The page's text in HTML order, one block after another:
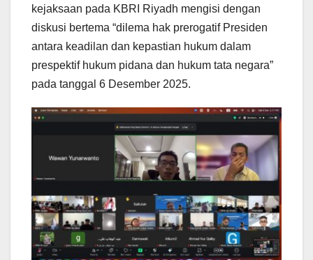
kejaksaan pada KBRI Riyadh mengisi dengan
diskusi bertema “dilema hak prerogatif Presiden
antara keadilan dan kepastian hukum dalam
prespektif hukum pidana dan hukum tata negara”
pada tanggal 6 Desember 2025.